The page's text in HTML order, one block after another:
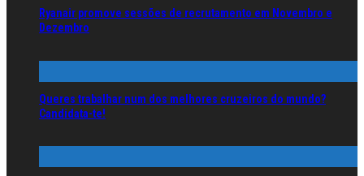
Ryanair promove sessões de recrutamento em Novembro e
Dezembro
Queres trabalhar num dos melhores cruzeiros do mundo?
Candidata-te!